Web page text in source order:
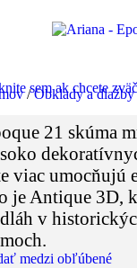
sem ak chcete
/ Obklady a dlažby
21 skúma
viac umocňujú
je Antique 3D,
v
medzi obľúbené